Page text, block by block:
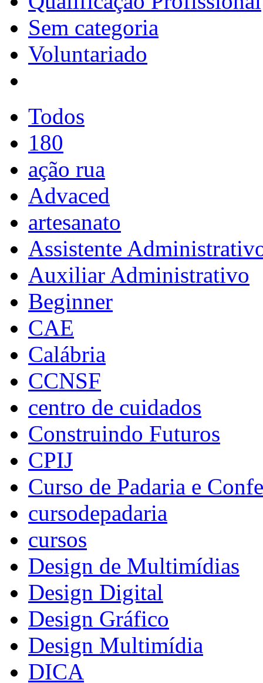
Sem categoria
Voluntariado
Todos
180
ação rua
Advaced
artesanato
Assistente
Auxiliar Administrativo
Beginner
CAE
Calábria
CCNSF
centro de cuidados
Construindo Futuros
CPIJ
Curso de Padaria e
cursodepadaria
cursos
Design de Multimídias
Design Digital
Design Gráfico
Design Multimídia
DICA